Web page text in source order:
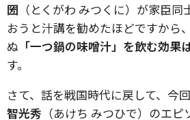
圀 （とくがわ みつくに）が家臣
おうと汁講を勧めたほどですから
ぬ 「一つ鍋の味噌汁」を飲む効果
す。
さて、話を戦国時代に戻して、今
智光秀 （あけち みつひで）のエ